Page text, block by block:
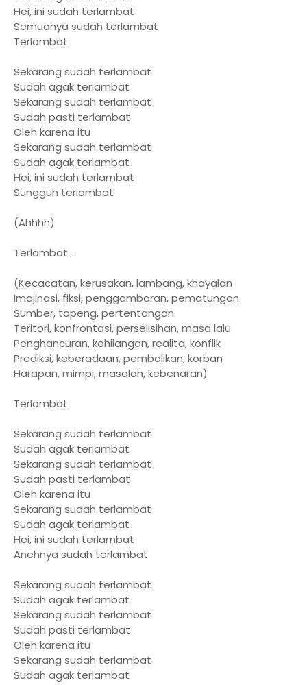
Hei, ini sudah terlambat
Semuanya sudah terlambat
Terlambat
Sekarang sudah terlambat
Sudah agak terlambat
Sekarang sudah terlambat
Sudah pasti terlambat
Oleh karena itu
Sekarang sudah terlambat
Sudah agak terlambat
Hei, ini sudah terlambat
Sungguh terlambat
(Ahhhh)
Terlambat...
(Kecacatan, kerusakan, lambang, khayalan
Imajinasi, fiksi, penggambaran, pematungan
Sumber, topeng, pertentangan
Teritori, konfrontasi, perselisihan, masa lalu
Penghancuran, kehilangan, realita, konflik
Prediksi, keberadaan, pembalikan, korban
Harapan, mimpi, masalah, kebenaran)
Terlambat
Sekarang sudah terlambat
Sudah agak terlambat
Sekarang sudah terlambat
Sudah pasti terlambat
Oleh karena itu
Sekarang sudah terlambat
Sudah agak terlambat
Hei, ini sudah terlambat
Anehnya sudah terlambat
Sekarang sudah terlambat
Sudah agak terlambat
Sekarang sudah terlambat
Sudah pasti terlambat
Oleh karena itu
Sekarang sudah terlambat
Sudah agak terlambat